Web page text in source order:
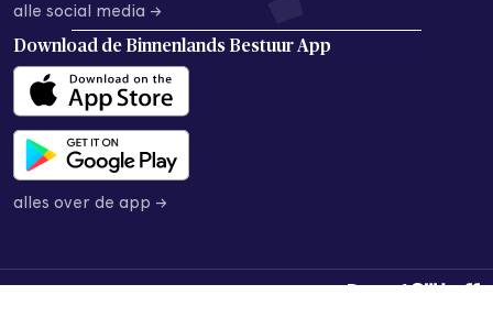
alle social media →
Download de Binnenlands Bestuur App
alles over de app →